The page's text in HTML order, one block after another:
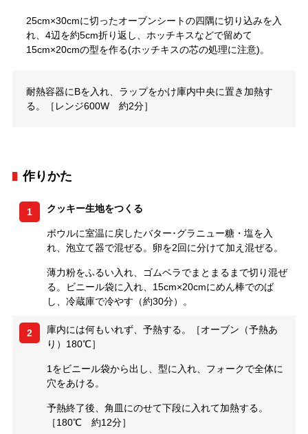
25cm×30cmに切ったオーブンシートの四隅に切り込みを入
れ、4辺を約5cm折り返し、ホッチキスなどで留めて
15cm×20cmの型を作る(ホッチキスの芯の処理に注意)。
耐熱容器にBを入れ、ラップをかけ庫内中央に置き加熱す
る。［レンジ600W 約2分］
作りかた
1 クッキー生地をつくる
ボウルに室温に戻したバター･グラニュー糖・塩を入
れ、泡立て器で混ぜる。卵を2回に分けて加え混ぜる。
薄力粉をふるい入れ、ゴムベラでまとまるまで切り混ぜ
る。ビニール袋に入れ、15cm×20cmにめん棒でのば
し、冷蔵庫で冷やす（約30分）。
2
庫内には何もいれず、予熱する。［オーブン（予熱あ
り）180℃］
1をビニール袋から出し、型に入れ、フォークで全体に
穴をあける。
予熱終了後、角皿にのせて下段に入れて加熱する。
［180℃ 約12分］